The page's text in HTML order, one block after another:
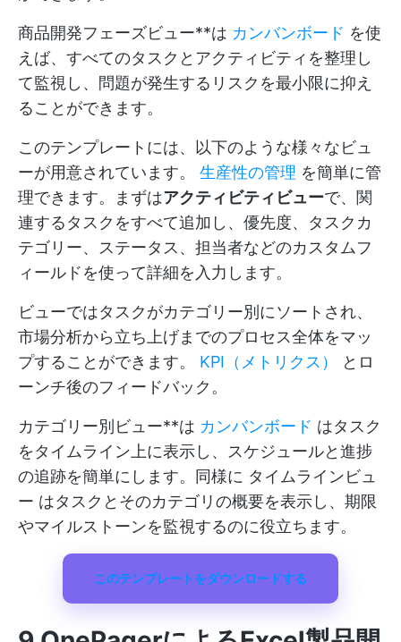
商品開発フェーズビュー**は カンバンボード を使
えば、すべてのタスクとアクティビティを整理し
て監視し、問題が発生するリスクを最小限に抑え
ることができます。
このテンプレートには、以下のような様々なビュ
ーが用意されています。 生産性の管理 を簡単に管
理できます。まずはアクティビティビューで、関
連するタスクをすべて追加し、優先度、タスクカ
テゴリー、ステータス、担当者などのカスタムフ
ィールドを使って詳細を入力します。
ビューではタスクがカテゴリー別にソートされ、
市場分析から立ち上げまでのプロセス全体をマッ
プすることができます。 KPI（メトリクス）
とロ
ーンチ後のフィードバック。
カテゴリー別ビュー**は カンバンボード はタスク
をタイムライン上に表示し、スケジュールと進捗
の追跡を簡単にします。同様に タイムラインビュ
ー はタスクとそのカテゴリの概要を表示し、期限
やマイルストーンを監視するのに役立ちます。
このテンプレートをダウンロードする